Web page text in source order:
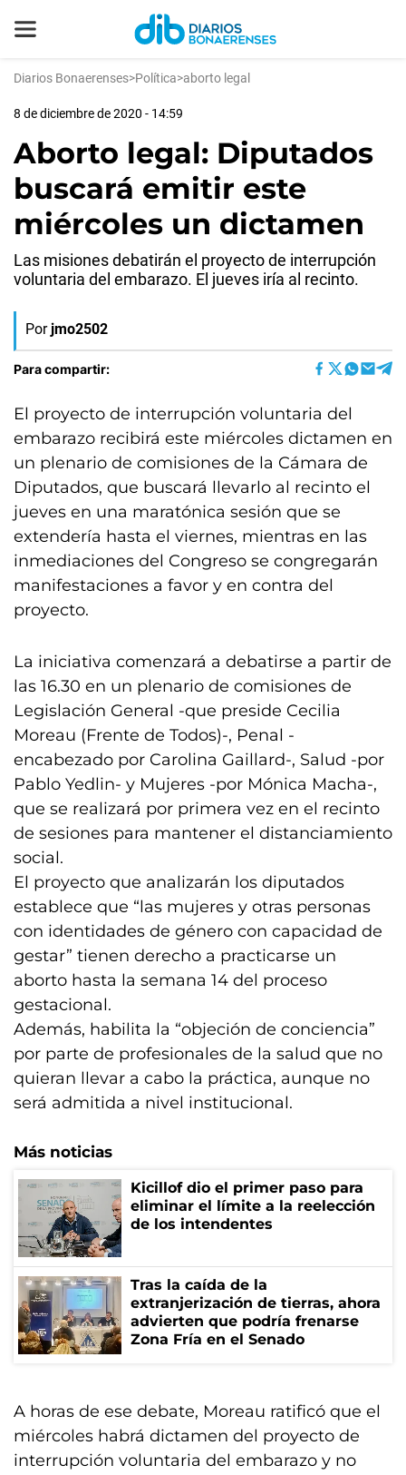
Diarios Bonaerenses>Política>aborto legal
8 de diciembre de 2020 - 14:59
Aborto legal: Diputados
buscará emitir este
miércoles un dictamen
Las misiones debatirán el proyecto de interrupción
voluntaria del embarazo. El jueves iría al recinto.
Por jmo2502
Para compartir:
El proyecto de interrupción voluntaria del
embarazo recibirá este miércoles dictamen en
un plenario de comisiones de la Cámara de
Diputados, que buscará llevarlo al recinto el
jueves en una maratónica sesión que se
extendería hasta el viernes, mientras en las
inmediaciones del Congreso se congregarán
manifestaciones a favor y en contra del
proyecto.
La iniciativa comenzará a debatirse a partir de
las 16.30 en un plenario de comisiones de
Legislación General -que preside Cecilia
Moreau (Frente de Todos)-, Penal -
encabezado por Carolina Gaillard-, Salud -por
Pablo Yedlin- y Mujeres -por Mónica Macha-,
que se realizará por primera vez en el recinto
de sesiones para mantener el distanciamiento
social.
El proyecto que analizarán los diputados
establece que “las mujeres y otras personas
con identidades de género con capacidad de
gestar” tienen derecho a practicarse un
aborto hasta la semana 14 del proceso
gestacional.
Además, habilita la “objeción de conciencia”
por parte de profesionales de la salud que no
quieran llevar a cabo la práctica, aunque no
será admitida a nivel institucional.
Más noticias
Kicillof dio el primer paso para
eliminar el límite a la reelección
de los intendentes
Tras la caída de la
extranjerización de tierras, ahora
advierten que podría frenarse
Zona Fría en el Senado
A horas de ese debate, Moreau ratificó que el
miércoles habrá dictamen del proyecto de
interrupción voluntaria del embarazo y no